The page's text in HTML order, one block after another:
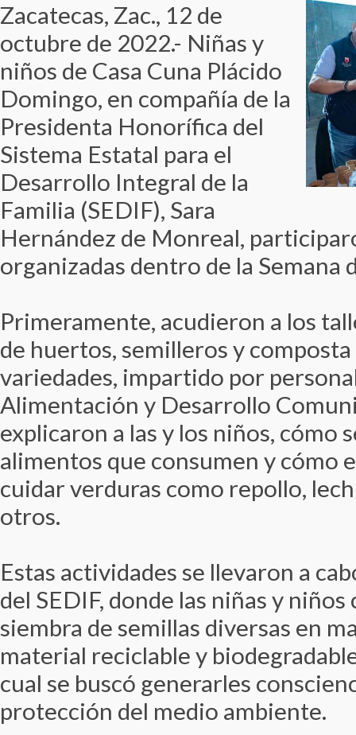
Zacatecas, Zac., 12 de
octubre de 2022.- Niñas y
niños de Casa Cuna Plácido
Domingo, en compañía de la
Presidenta Honorífica del
Sistema Estatal para el
Desarrollo Integral de la
Familia (SEDIF), Sara
Hernández de Monreal,
organizadas dentro de la Semana
Primeramente, acudieron a los
de huertos, semilleros y
variedades, impartido por
Alimentación y Desarrollo
explicaron a las y los niños, cómo
alimentos que consumen y cómo
cuidar verduras como repollo,
otros.
Estas actividades se llevaron a
del SEDIF, donde las niñas y
siembra de semillas diversas en
material reciclable y
cual se buscó generarles
protección del medio ambiente.